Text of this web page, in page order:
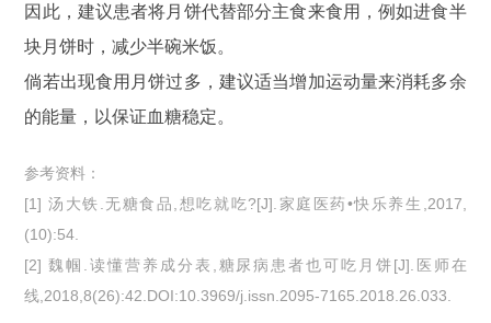
因此，建议患者将月饼代替部分主食来食用，例如进食半
块月饼时，减少半碗米饭。
倘若出现食用月饼过多，建议适当增加运动量来消耗多余
的能量，以保证血糖稳定。
参考资料：
[1] 汤大铁.无糖食品,想吃就吃?[J].家庭医药•快乐养生,2017,
(10):54.
[2] 魏帼.读懂营养成分表,糖尿病患者也可吃月饼[J].医师在
线,2018,8(26):42.DOI:10.3969/j.issn.2095-7165.2018.26.033.